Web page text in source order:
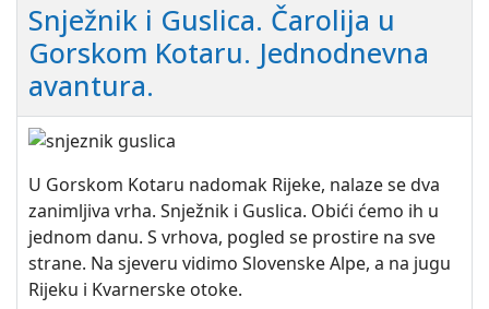
Snježnik i Guslica. Čarolija u
Gorskom Kotaru. Jednodnevna
avantura.
U Gorskom Kotaru nadomak Rijeke, nalaze se dva
zanimljiva vrha. Snježnik i Guslica. Obići ćemo ih u
jednom danu. S vrhova, pogled se prostire na sve
strane. Na sjeveru vidimo Slovenske Alpe, a na jugu
Rijeku i Kvarnerske otoke.